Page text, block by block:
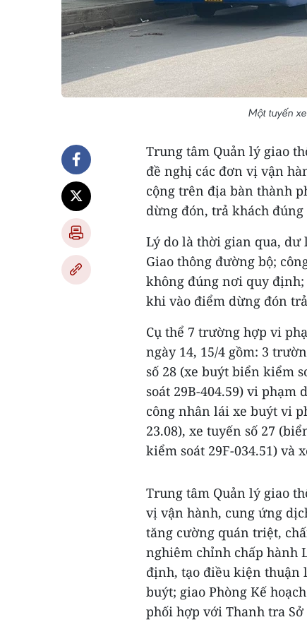
Một tuyến
Trung tâm Quản lý giao
đề nghị các đơn vị vận
cộng trên địa bàn thành
dừng đón, trả khách
Lý do là thời gian qua,
Giao thông đường bộ;
không đúng nơi quy
khi vào điểm dừng đón
Cụ thể 7 trường hợp vi
ngày 14, 15/4 gồm: 3
số 28 (xe buýt biển kiểm
soát 29B-404.59) vi
công nhân lái xe buýt vi
23.08), xe tuyến số 27
kiểm soát 29F-034.51) và
Trung tâm Quản lý giao
vị vận hành, cung ứng
tăng cường quán triệt,
nghiêm chỉnh chấp hành
định, tạo điều kiện thuận
buýt; giao Phòng Kế
phối hợp với Thanh tra